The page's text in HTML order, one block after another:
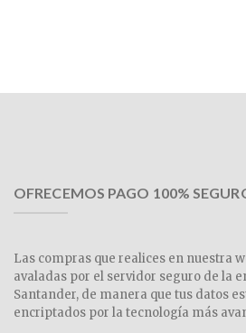
OFRECEMOS PAGO 100%
Las compras que realices en nuestra
avaladas por el servidor seguro de la
Santander, de manera que tus datos
encriptados por la tecnología más